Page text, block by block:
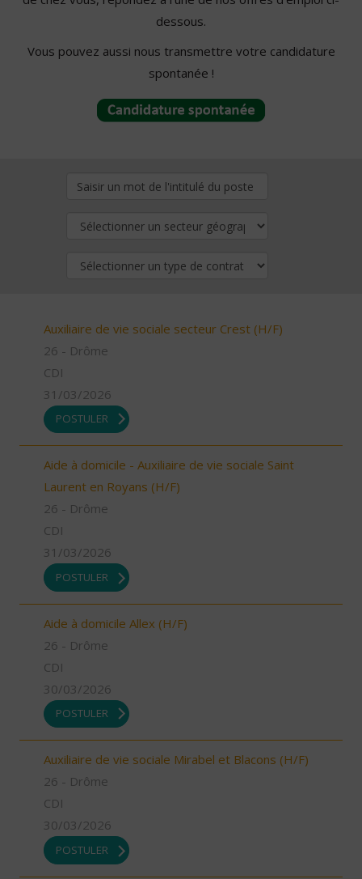
dessous.
Vous pouvez aussi nous transmettre votre candidature
spontanée !
Auxiliaire de vie sociale secteur Crest (H/F)
26 - Drôme
CDI
31/03/2026
POSTULER
Aide à domicile - Auxiliaire de vie sociale Saint
Laurent en Royans (H/F)
26 - Drôme
CDI
31/03/2026
POSTULER
Aide à domicile Allex (H/F)
26 - Drôme
CDI
30/03/2026
POSTULER
Auxiliaire de vie sociale Mirabel et Blacons (H/F)
26 - Drôme
CDI
30/03/2026
POSTULER